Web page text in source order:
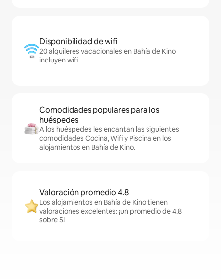
Disponibilidad de wifi
20 alquileres vacacionales en Bahía de Kino
incluyen wifi
Comodidades populares para los
huéspedes
A los huéspedes les encantan las siguientes
comodidades Cocina, Wifi y Piscina en los
alojamientos en Bahía de Kino.
Valoración promedio 4.8
Los alojamientos en Bahía de Kino tienen
valoraciones excelentes: ¡un promedio de 4.8
sobre 5!